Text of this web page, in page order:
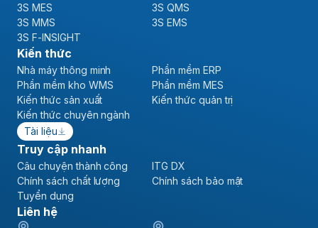
3S MES
3S QMS
3S MMS
3S EMS
3S F-INSIGHT
Kiến thức
Nhà máy thông minh
Phần mềm ERP
Phần mềm kho WMS
Phần mềm MES
Kiến thức sản xuất
Kiến thức quản trị
Kiến thức chuyên ngành
Tài liệu
Truy cập nhanh
Câu chuyện thành công
ITG DX
Chính sách chất lượng
Chính sách bảo mật
Tuyển dụng
Liên hệ